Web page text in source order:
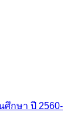
กษา ปี 2560-